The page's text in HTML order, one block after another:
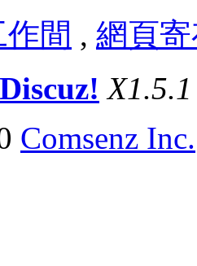
作間 , 網頁
Discuz! X1.5.1
Comsenz Inc.